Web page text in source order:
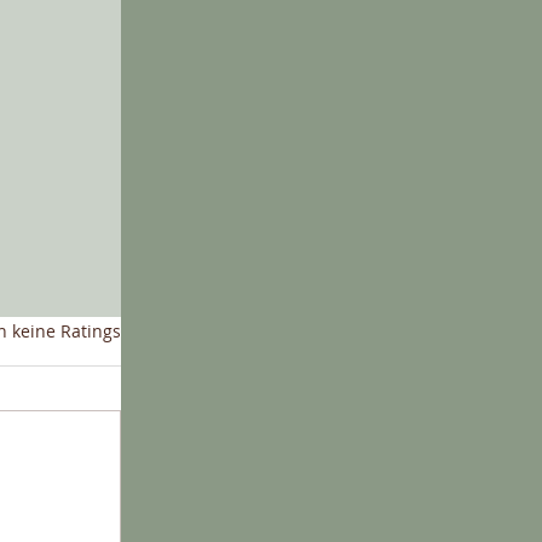
bewertet.
keine Ratings